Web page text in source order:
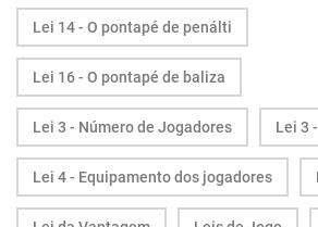
Lei 14 - O pontapé de penálti
Lei 16 - O pontapé de baliza
Lei 3 - Número de Jogadores Lei 3
Lei 4 - Equipamento dos jogadores